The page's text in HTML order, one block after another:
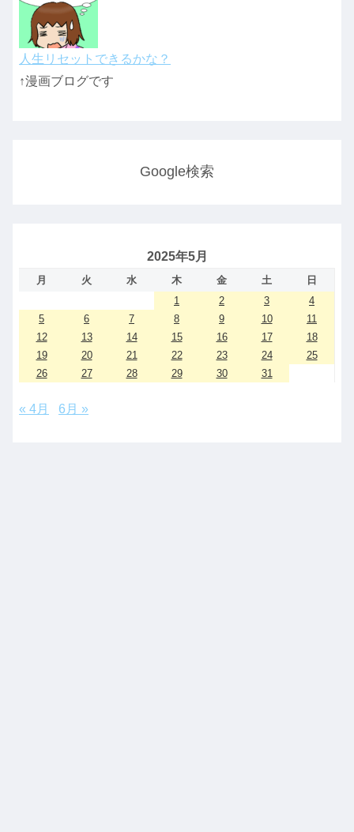
人生リセットできるかな？
↑漫画ブログです
Google検索
2025年5月
月 火 水 木 金 土
日
1
2 3
4
5
6 7 8 9 10
11
12
13 14 15 16 17
18
19
20 21 22 23 24
25
26
27 28 29 30 31
« 4月 6月 »